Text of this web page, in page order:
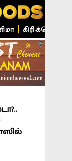
கிரிக்கெட்